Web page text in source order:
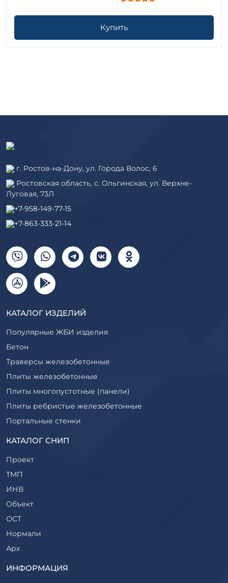
Купить
г. Ростов-на-Дону, ул. Города Волос, 6
Ростовская область, с. Ольгинская, ул. Верхне-
Луговая, 73Л
+7-958-149-77-15
+7-863-333-21-14
КАТАЛОГ ИЗДЕЛИЙ
Популярные ЖБИ изделия
Бетон
Траверсы железобетонные
Плиты железобетонные
Плиты многопустотные (панели)
Плиты ребристые железобетонные
Портальные стенки
Прогоны железобетонные
Ригели железобетонные
Сваи железобетонные
Стеновые блоки
Стойки железобетонные
Столбы железобетонные
Закладные детали
Трубы железобетонные
Утяжелители железобетонные
КАТАЛОГ СНИП
Проект
ТМП
ИНВ
Объект
ОСТ
Нормали
Арх
ТР
ИНФОРМАЦИЯ